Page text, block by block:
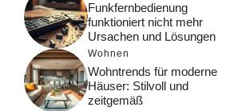
Funkfernbedienung
funktioniert nicht mehr
Ursachen und Lösungen
Wohnen
Wohntrends für moderne
Häuser: Stilvoll und
zeitgemäß